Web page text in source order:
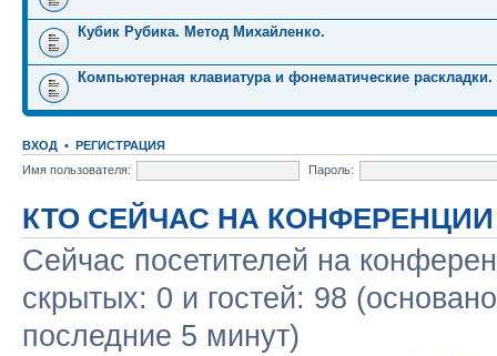
Кубик Рубика. Метод Михайленко.
Компьютерная клавиатура и фонематические раскладки.
ВХОД • РЕГИСТРАЦИЯ
Имя пользователя:
Пароль:
КТО СЕЙЧАС НА КОНФЕРЕНЦИИ
Сейчас посетителей на
скрытых: 0 и гостей: 98
последние 5 минут)